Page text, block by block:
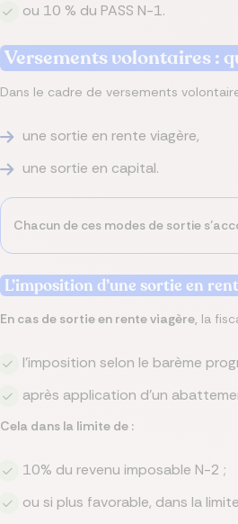
ou 10 % du PASS N-1.
Versements volontaires :
Dans le cadre de versements
une sortie en rente viagère,
une sortie en capital.
Chacun de ces modes de sortie
L’imposition d’une sortie en
En cas de sortie en rente viagère, la
l’imposition selon le barème
après application d’un
Cela dans la limite de :
10% du revenu imposable N-2 ;
ou si plus favorable, dans la